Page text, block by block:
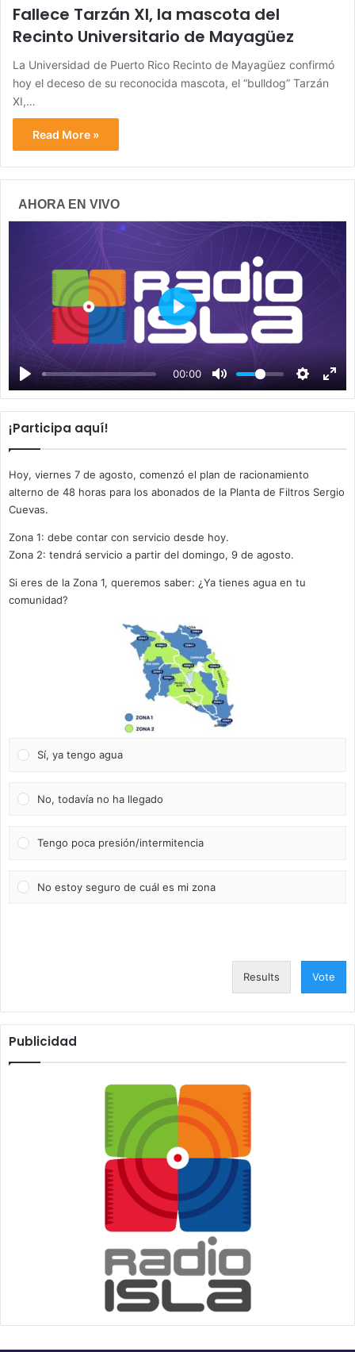
Fallece Tarzán XI, la mascota del
Recinto Universitario de Mayagüez
La Universidad de Puerto Rico Recinto de Mayagüez confirmó
hoy el deceso de su reconocida mascota, el “bulldog” Tarzán
XI,…
Read More »
AHORA EN VIVO
00:00
P
y
¡Participa aquí!
Hoy, viernes 7 de agosto, comenzó el plan de racionamiento
alterno de 48 horas para los abonados de la Planta de Filtros Sergio
Cuevas.
Zona 1: debe contar con servicio desde hoy.
Zona 2: tendrá servicio a partir del domingo, 9 de agosto.
Si eres de la Zona 1, queremos saber: ¿Ya tienes agua en tu
comunidad?
Sí, ya tengo agua
No, todavía no ha llegado
Tengo poca presión/intermitencia
No estoy seguro de cuál es mi zona
Results Vote
Publicidad